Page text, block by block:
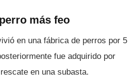
más feo
en una fábrica de perros por 5
fue adquirido por
en una subasta.